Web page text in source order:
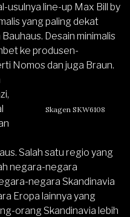
usulnya line-up Max Bill by
yang paling dekat
Desain minimalis
ke produsen-
Nomos dan juga Braun.
Skagen SKW6108
Salah satu regio yang
negara-negara
negara Skandinavia
Eropa lainnya yang
orang Skandinavia lebih